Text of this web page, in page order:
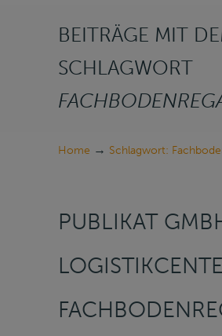
BEITRÄGE MIT
SCHLAGWORT
Home → Schlagwort:
PUBLIKAT